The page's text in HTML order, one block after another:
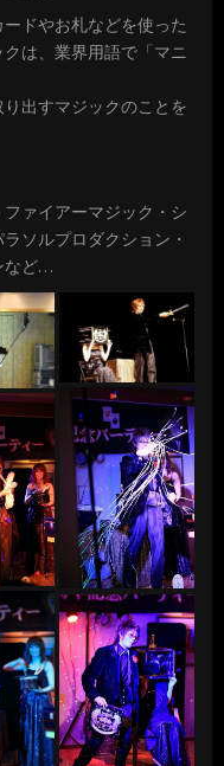
ドやお札などを使った
は、業界用語で「マニ
出すマジックのことを
ァイアーマジック・シ
ソルプロダクション・
など…